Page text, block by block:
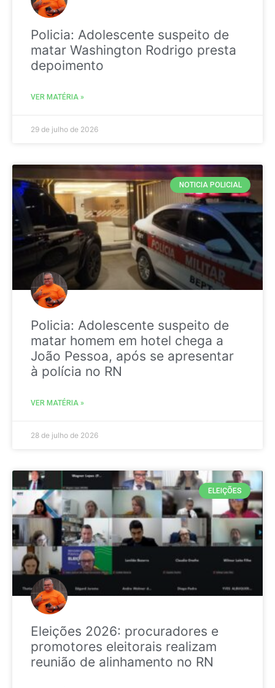
Policia: Adolescente suspeito de
matar Washington Rodrigo presta
depoimento
VER MATÉRIA »
29 de julho de 2026
NOTICIA POLICIAL
Policia: Adolescente suspeito de
matar homem em hotel chega a
João Pessoa, após se apresentar
à polícia no RN
VER MATÉRIA »
28 de julho de 2026
ELEIÇÕES
Eleições 2026: procuradores e
promotores eleitorais realizam
reunião de alinhamento no RN